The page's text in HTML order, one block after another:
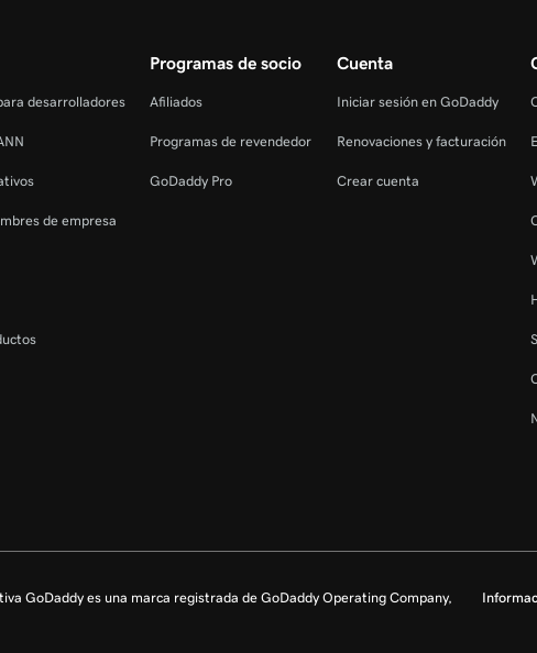
desarrolladores
de empresa
Programas de socio
Afiliados
Programas de revendedor
GoDaddy Pro
Cuenta
Iniciar sesión en GoDaddy
Renovaciones y facturación
Crear cuenta
GoDaddy es una marca registrada de GoDaddy Operating Company,